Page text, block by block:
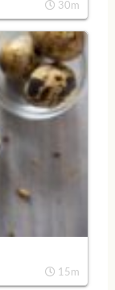
30m
15m